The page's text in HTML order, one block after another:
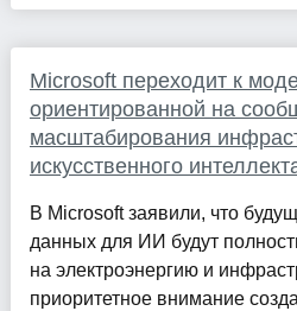
Microsoft переходит к
ориентированной на
масштабирования
искусственного
В Microsoft заявили, что
данных для ИИ будут
на электроэнергию и
приоритетное внимание